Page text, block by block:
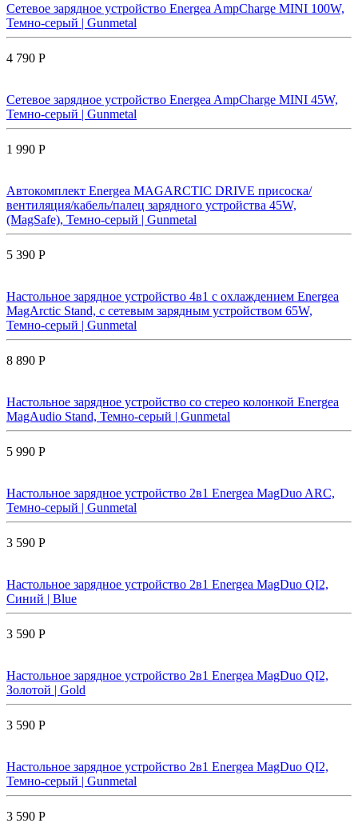
Сетевое зарядное устройство Energea AmpCharge MINI 100W,
Темно-серый | Gunmetal
4 790 Р
Сетевое зарядное устройство Energea AmpCharge MINI 45W,
Темно-серый | Gunmetal
1 990 Р
Автокомплект Energea MAGARCTIC DRIVE присоска/
вентиляция/кабель/палец зарядного устройства 45W,
(MagSafe), Темно-серый | Gunmetal
5 390 Р
Настольное зарядное устройство 4в1 с охлаждением Energea
MagArctic Stand, с сетевым зарядным устройством 65W,
Темно-серый | Gunmetal
8 890 Р
Настольное зарядное устройство со стерео колонкой Energea
MagAudio Stand, Темно-серый | Gunmetal
5 990 Р
Настольное зарядное устройство 2в1 Energea MagDuo ARC,
Темно-серый | Gunmetal
3 590 Р
Настольное зарядное устройство 2в1 Energea MagDuo QI2,
Синий | Blue
3 590 Р
Настольное зарядное устройство 2в1 Energea MagDuo QI2,
Золотой | Gold
3 590 Р
Настольное зарядное устройство 2в1 Energea MagDuo QI2,
Темно-серый | Gunmetal
3 590 Р